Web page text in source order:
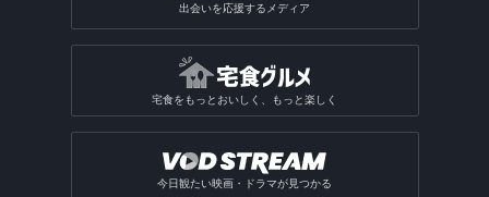
出会いを応援するメディア
宅食をもっとおいしく、もっと楽しく
今日観たい映画・ドラマが見つかる